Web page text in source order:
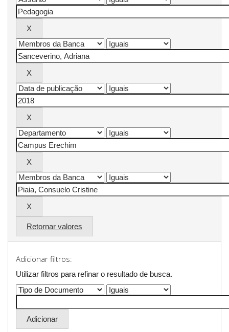
Retornar valores
Adicionar filtros:
Utilizar filtros para refinar o resultado de busca.